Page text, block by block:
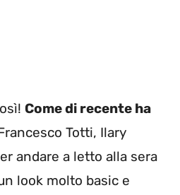
Come di recente ha
Totti, Ilary
andare a letto alla sera
look molto basic e